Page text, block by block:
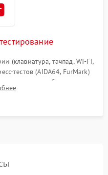
(клавиатура, тачпад, Wi-Fi,
тестов (AIDA64, FurMark)
режима и стабильности
нагрузкой.